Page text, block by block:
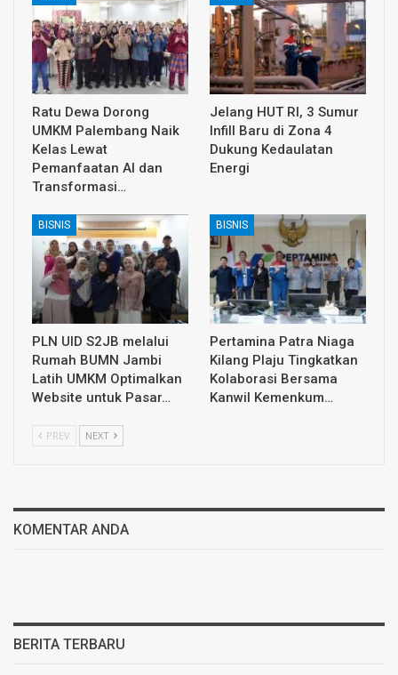
Ratu Dewa Dorong
UMKM Palembang Naik
Kelas Lewat
Pemanfaatan AI dan
Transformasi…
Jelang HUT RI, 3 Sumur
Infill Baru di Zona 4
Dukung Kedaulatan
Energi
BISNIS
PLN UID S2JB melalui
Rumah BUMN Jambi
Latih UMKM Optimalkan
Website untuk Pasar…
BISNIS
Pertamina Patra Niaga
Kilang Plaju Tingkatkan
Kolaborasi Bersama
Kanwil Kemenkum…
PREV NEXT
KOMENTAR ANDA
BERITA TERBARU